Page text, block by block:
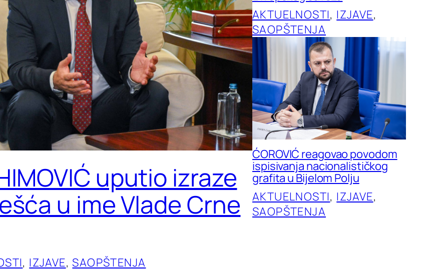
uputio izraze
u ime Vlade Crne
, IZJAVE, SAOPŠTENJA
AKTUELNOSTI, IZJAVE
SAOPŠTENJA
ĆOROVIĆ reagovao povodom
ispisivanja nacionalističkog
grafita u Bijelom Polju
AKTUELNOSTI, IZJAVE
SAOPŠTENJA